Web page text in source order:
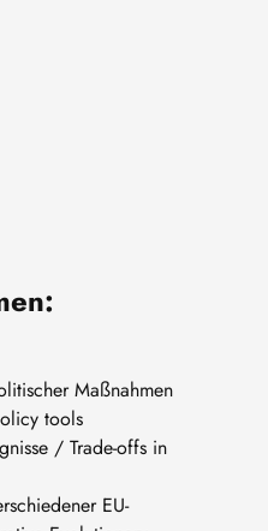
Maßnahmen
tools
/ Trade-offs in
EU-